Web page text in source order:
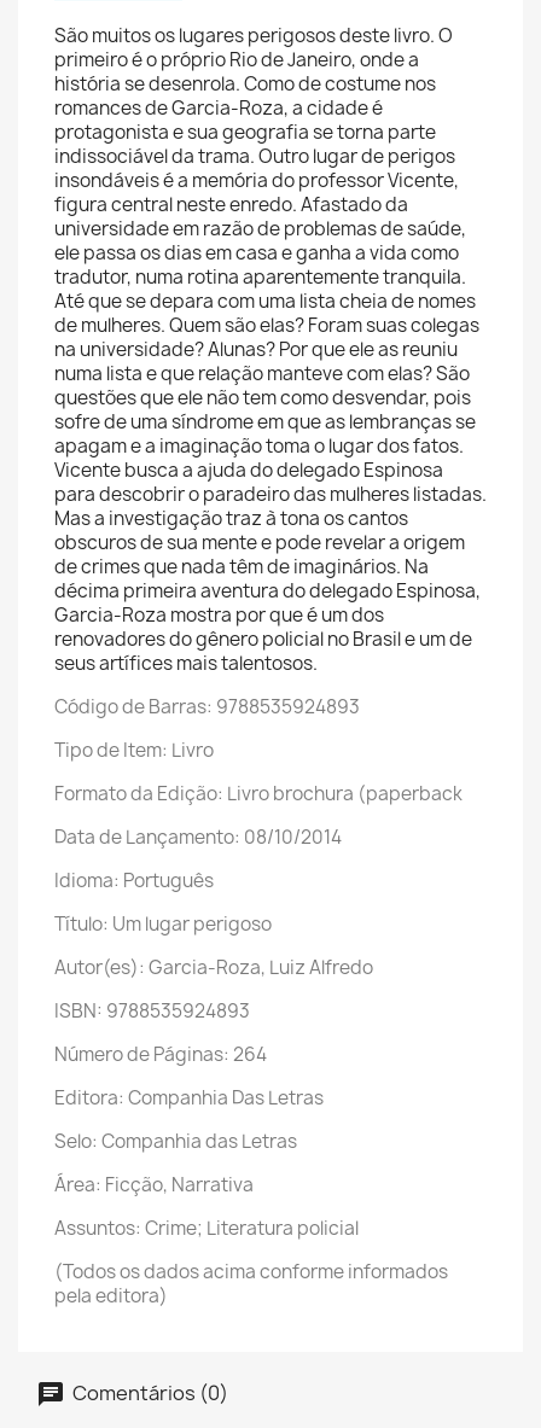
São muitos os lugares perigosos deste livro. O
primeiro é o próprio Rio de Janeiro, onde a
história se desenrola. Como de costume nos
romances de Garcia-Roza, a cidade é
protagonista e sua geografia se torna parte
indissociável da trama. Outro lugar de perigos
insondáveis é a memória do professor Vicente,
figura central neste enredo. Afastado da
universidade em razão de problemas de saúde,
ele passa os dias em casa e ganha a vida como
tradutor, numa rotina aparentemente tranquila.
Até que se depara com uma lista cheia de nomes
de mulheres. Quem são elas? Foram suas colegas
na universidade? Alunas? Por que ele as reuniu
numa lista e que relação manteve com elas? São
questões que ele não tem como desvendar, pois
sofre de uma síndrome em que as lembranças se
apagam e a imaginação toma o lugar dos fatos.
Vicente busca a ajuda do delegado Espinosa
para descobrir o paradeiro das mulheres listadas.
Mas a investigação traz à tona os cantos
obscuros de sua mente e pode revelar a origem
de crimes que nada têm de imaginários. Na
décima primeira aventura do delegado Espinosa,
Garcia-Roza mostra por que é um dos
renovadores do gênero policial no Brasil e um de
seus artífices mais talentosos.
Código de Barras: 9788535924893
Tipo de Item: Livro
Formato da Edição: Livro brochura (paperback
Data de Lançamento: 08/10/2014
Idioma: Português
Título: Um lugar perigoso
Autor(es): Garcia-Roza, Luiz Alfredo
ISBN: 9788535924893
Número de Páginas: 264
Editora: Companhia Das Letras
Selo: Companhia das Letras
Área: Ficção, Narrativa
Assuntos: Crime; Literatura policial
(Todos os dados acima conforme informados
pela editora)
Comentários (0)